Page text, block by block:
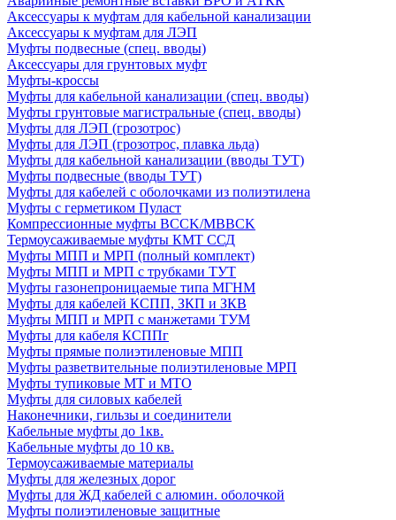
Аксессуары к муфтам для кабельной канализации
Аксессуары к муфтам для ЛЭП
Муфты подвесные (спец. вводы)
Аксессуары для грунтовых муфт
Муфты-кроссы
Муфты для кабельной канализации (спец. вводы)
Муфты грунтовые магистральные (спец. вводы)
Муфты для ЛЭП (грозотрос)
Муфты для ЛЭП (грозотрос, плавка льда)
Муфты для кабельной канализации (вводы ТУТ)
Муфты подвесные (вводы ТУТ)
Муфты для кабелей с оболочками из полиэтилена
Муфты с герметиком Пуласт
Компрессионные муфты BCCK/MBBCK
Термоусаживаемые муфты КМТ ССД
Муфты МПП и МРП (полный комплект)
Муфты МПП и МРП с трубками ТУТ
Муфты газонепроницаемые типа МГНМ
Муфты для кабелей КСПП, ЗКП и ЗКВ
Муфты МПП и МРП с манжетами ТУМ
Муфты для кабеля КСППг
Муфты прямые полиэтиленовые МПП
Муфты разветвительные полиэтиленовые МРП
Муфты тупиковые МТ и МТО
Муфты для силовых кабелей
Наконечники, гильзы и соединители
Кабельные муфты до 1кв.
Кабельные муфты до 10 кв.
Термоусаживаемые материалы
Муфты для железных дорог
Муфты для ЖД кабелей с алюмин. оболочкой
Муфты полиэтиленовые защитные